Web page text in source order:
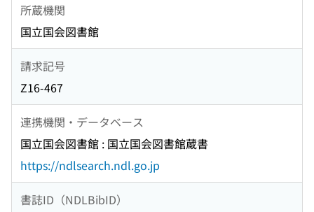
所蔵機関
国立国会図書館
請求記号
Z16-467
連携機関・データベース
国立国会図書館 : 国立国会図書館蔵書
https://ndlsearch.ndl.go.jp
書誌ID（NDLBibID）